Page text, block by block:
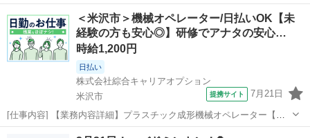
ミントンします！ コロナもあるので人数制限と対策をしながらやって
ます！ 早めのコメントお願いします♪ 運動不足だったって方も結構い
るのでいい運動にも...
北山形駅 バドミントン コロナ
＜米沢市＞機械オペレーター/日払いOK【未
経験の方も安心◎】研修でアナタの安心…
時給1,200円
日払い
株式会社綜合キャリアオプション
米沢市
提携サイト 7月21日
[仕事内容] 【業務内容詳細】プラスチック成形機械オペレーター【取
扱製品情報】公衆電話・通信機器・ビジネスフォン・美顔器・アミュ
工場